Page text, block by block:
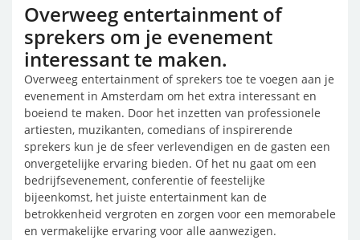
Overweeg entertainment of
sprekers om je evenement
interessant te maken.
Overweeg entertainment of sprekers toe te voegen aan je
evenement in Amsterdam om het extra interessant en
boeiend te maken. Door het inzetten van professionele
artiesten, muzikanten, comedians of inspirerende
sprekers kun je de sfeer verlevendigen en de gasten een
onvergetelijke ervaring bieden. Of het nu gaat om een
bedrijfsevenement, conferentie of feestelijke
bijeenkomst, het juiste entertainment kan de
betrokkenheid vergroten en zorgen voor een memorabele
en vermakelijke ervaring voor alle aanwezigen.